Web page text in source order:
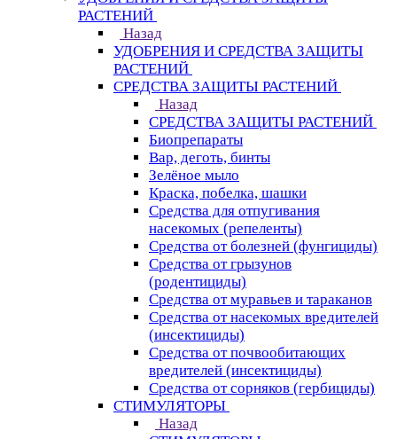
РАСТЕНИЙ
Назад
УДОБРЕНИЯ И СРЕДСТВА ЗАЩИТЫ
РАСТЕНИЙ
СРЕДСТВА ЗАЩИТЫ РАСТЕНИЙ
Назад
СРЕДСТВА ЗАЩИТЫ РАСТЕНИЙ
Биопрепараты
Вар, деготь, бинты
Зелёное мыло
Краска, побелка, шашки
Средства для отпугивания
насекомых (репеленты)
Средства от болезней (фунгициды)
Средства от грызунов
(родентициды)
Средства от муравьев и тараканов
Средства от насекомых вредителей
(инсектициды)
Средства от почвообитающих
вредителей (инсектициды)
Средства от сорняков (гербициды)
СТИМУЛЯТОРЫ
Назад